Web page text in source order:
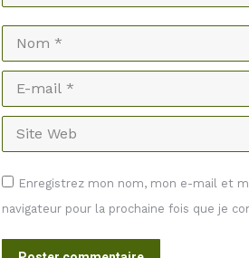
Nom *
E-mail *
Site Web
Enregistrez mon nom, mon e-mail et
navigateur pour la prochaine fois que je